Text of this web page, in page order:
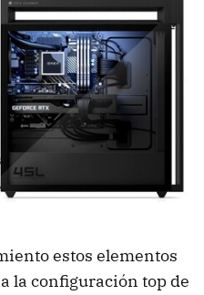
estos elementos
la configuración top de